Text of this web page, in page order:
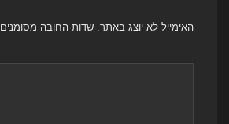
האימייל לא יוצג באתר. שדות החובה מסומנים